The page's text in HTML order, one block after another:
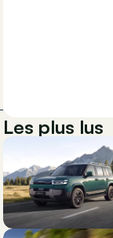
Les plus lus